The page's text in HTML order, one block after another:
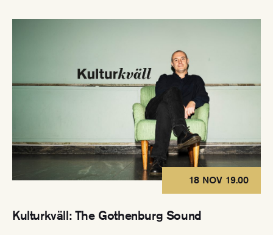
Kulturkväll: The Gothenburg Sound
18 NOV 19.00